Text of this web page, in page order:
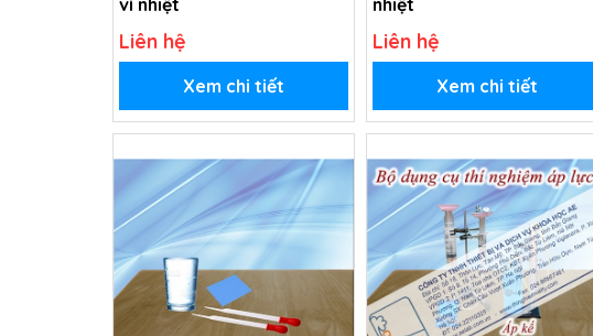
vì nhiệt
Liên hệ
Xem chi tiết
nhiệt
Liên hệ
Xem chi tiết